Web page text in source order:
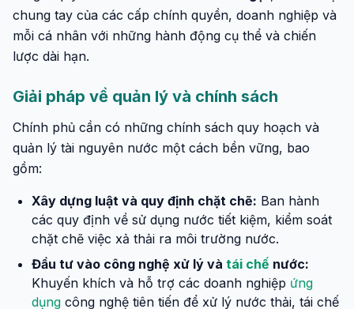
chung tay của các cấp chính quyền, doanh nghiệp và
mỗi cá nhân với những hành động cụ thể và chiến
lược dài hạn.
Giải pháp về quản lý và chính sách
Chính phủ cần có những chính sách quy hoạch và
quản lý tài nguyên nước một cách bền vững, bao
gồm:
Xây dựng luật và quy định chặt chẽ: Ban hành
các quy định về sử dụng nước tiết kiệm, kiểm soát
chặt chẽ việc xả thải ra môi trường nước.
Đầu tư vào công nghệ xử lý và tái chế nước:
Khuyến khích và hỗ trợ các doanh nghiệp ứng
dụng công nghệ tiên tiến để xử lý nước thải, tái chế